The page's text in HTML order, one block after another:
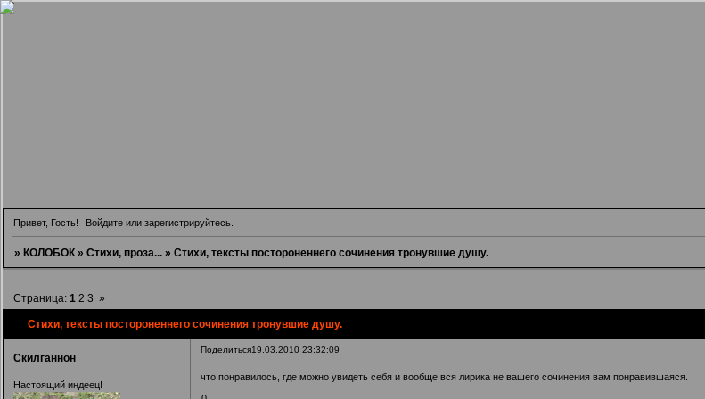
Привет, Гость! Войдите илизарегистрируйтесь
» КОЛОБОК » Стихи, проза... » Стихи, тексты постороненнего сочинения тронувшие душу.
Стихи, тексты постороненнего сочинения тронувшие душу.
Страница: 1 2 3 »
Поделиться19.03.2010 23:32:09
Скилганнон
Настоящий индеец!
что понравилось, где можно увидеть себя и вообще вся лирика не вашего сочинения вам понравившаяся.